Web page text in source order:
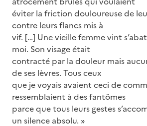
éviter la friction douloureuse de
contre leurs flancs mis à
vif. […] Une vieille femme vint
moi. Son visage était
contracté par la douleur mais
de ses lèvres. Tous ceux
que je voyais avaient ceci de
ressemblaient à des fantômes
parce que tous leurs gestes
un silence absolu. »